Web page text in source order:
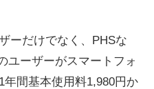
ーだけでなく、PHSな
ユーザーがスマートフォ
間基本使用料1,980円か